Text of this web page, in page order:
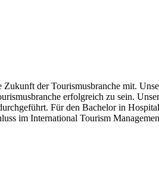
der Tourismusbranche mit.
erfolgreich zu sein.
Für den Bachelor in
im International Tourism